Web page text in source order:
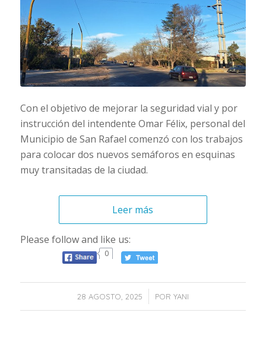
Con el objetivo de mejorar la seguridad vial y por
instrucción del intendente Omar Félix, personal del
Municipio de San Rafael comenzó con los trabajos
para colocar dos nuevos semáforos en esquinas
muy transitadas de la ciudad.
Leer más
Please follow and like us:
0
28 AGOSTO, 2025
/ POR YANI